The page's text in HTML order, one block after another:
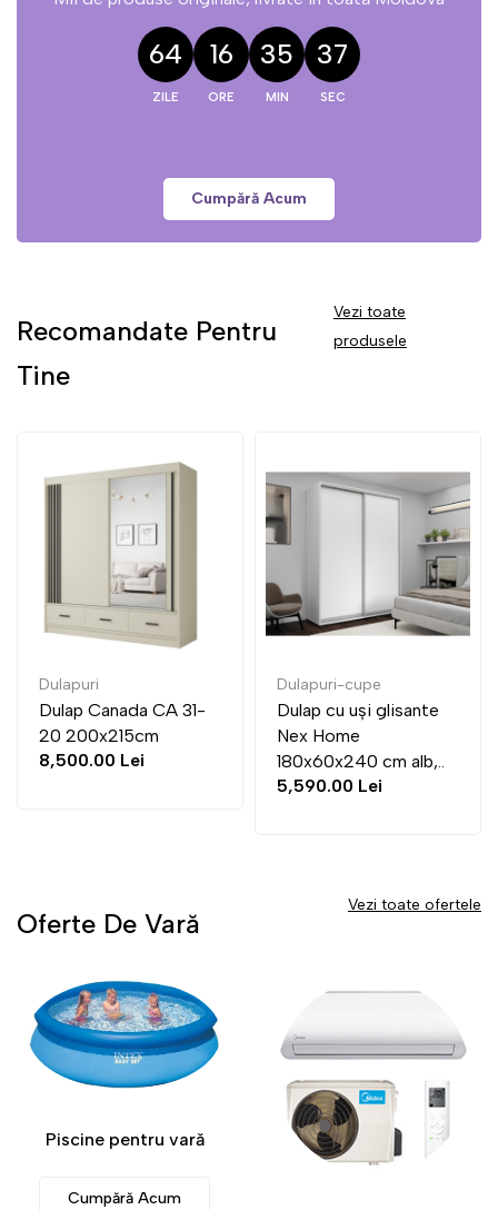
64 16 35 37
Cumpără Acum
Recomandate Pentru
Tine
Vezi toate
produsele
Dulapuri
Dulap Canada CA 31-
20 200x215cm
8,500.00 Lei
Dulapuri-cupe
Dulap cu uși glisante
Nex Home
180x60x240 cm alb,..
5,590.00 Lei
Oferte De Vară
Vezi toate ofertele
Piscine pentru vară
Cumpără Acum